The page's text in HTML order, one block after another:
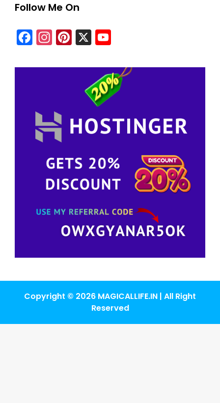
Follow Me On
Facebook
Instagram
Pinterest
X
Copyright © 2026 MAGICALLIFE.IN | All Right
Reserved